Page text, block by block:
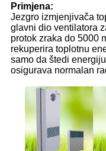
Primjena:
Jezgro izmjenjivača
glavni dio ventilatora
protok zraka do 5000
rekuperira toplotnu
samo da štedi
osigurava normalan